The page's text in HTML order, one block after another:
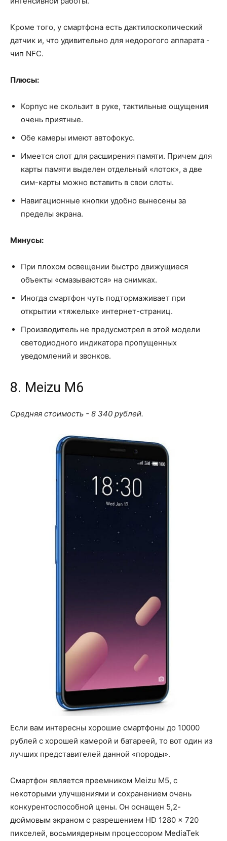
Кроме того, у смартфона есть дактилоскопический
датчик и, что удивительно для недорогого аппарата -
чип NFC.
Плюсы:
Корпус не скользит в руке, тактильные ощущения
очень приятные.
Обе камеры имеют автофокус.
Имеется слот для расширения памяти. Причем для
карты памяти выделен отдельный «лоток», а две
сим-карты можно вставить в свои слоты.
Навигационные кнопки удобно вынесены за
пределы экрана.
Минусы:
При плохом освещении быстро движущиеся
объекты «смазываются» на снимках.
Иногда смартфон чуть подтормаживает при
открытии «тяжелых» интернет-страниц.
Производитель не предусмотрел в этой модели
светодиодного индикатора пропущенных
уведомлений и звонков.
8. Meizu M6
Средняя стоимость - 8 340 рублей.
Если вам интересны хорошие смартфоны до 10000
рублей с хорошей камерой и батареей, то вот один из
лучших представителей данной «породы».
Смартфон является преемником Meizu M5, с
некоторыми улучшениями и сохранением очень
конкурентоспособной цены. Он оснащен 5,2-
дюймовым экраном с разрешением HD 1280 x 720
пикселей, восьмиядерным процессором MediaTek